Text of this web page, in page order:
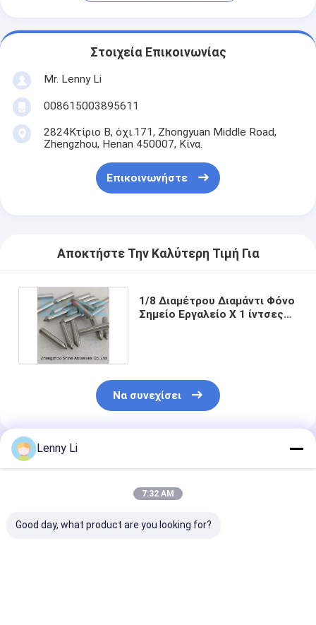
Στοιχεία Επικοινωνίας
Mr. Lenny Li
008615003895611
2824Κτίριο Β, όχι.171, Zhongyuan Middle Road,
Zhengzhou, Henan 450007, Κίνα.
Επικοινωνήστε
Αποκτήστε Την Καλύτερη Τιμή Για
1/8 Διαμέτρου Διαμάντι Φόνο
Σημείο Εργαλείο X 1 ίντσες
Να συνεχίσει
Συνιστώμενα Προϊόντα
Lenny Li
7:32 AM
Good day, what product are you looking for?